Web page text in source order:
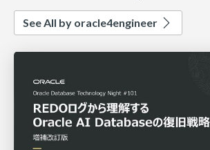
See All by oracle4engineer